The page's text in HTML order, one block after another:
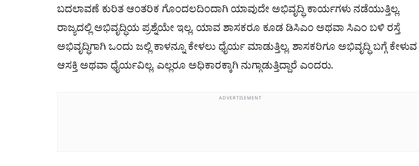
ಬದಲಾವಣೆ ಕುರಿತ ಆಂತರಿಕ ಗೊಂದಲದಿಂದಾಗಿ ಯಾವುದೇ ಅಭಿವೃದ್ಧಿ ಕಾರ್ಯಗಳು ನಡೆಯುತ್ತಿಲ್ಲ.
ರಾಜ್ಯದಲ್ಲಿ ಅಭಿವೃದ್ಧಿಯ ಪ್ರಶ್ನೆಯೇ ಇಲ್ಲ. ಯಾವ ಶಾಸಕರೂ ಕೂಡ ಡಿಸಿಎಂ ಅಥವಾ ಸಿಎಂ ಬಳಿ ರಸ್ತೆ
ಅಭಿವೃದ್ಧಿಗಾಗಿ ಒಂದು ಜಲ್ಲಿ ಕಾಳನ್ನೂ ಕೇಳಲು ಧೈರ್ಯ ಮಾಡುತ್ತಿಲ್ಲ. ಶಾಸಕರಿಗೂ ಅಭಿವೃದ್ಧಿ ಬಗ್ಗೆ ಕೇಳುವ
ಆಸಕ್ತಿ ಅಥವಾ ಧೈರ್ಯವಿಲ್ಲ. ಎಲ್ಲರೂ ಅಧಿಕಾರಕ್ಕಾಗಿ ನುಗ್ಗಾಡುತ್ತಿದ್ದಾರೆ ಎಂದರು.
ADVERTISEMENT